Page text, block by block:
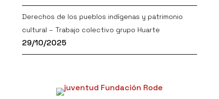
Derechos de los pueblos indígenas y patrimonio
cultural – Trabajo colectivo grupo Huarte
29/10/2025